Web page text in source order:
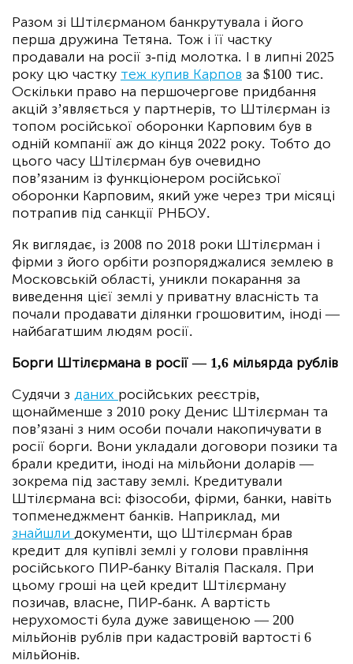
Разом зі Штілєрманом банкрутувала і його
перша дружина Тетяна. Тож і її частку
продавали на росії з-під молотка. І в липні 2025
року цю частку теж купив Карпов за $100 тис.
Оскільки право на першочергове придбання
акцій з’являється у партнерів, то Штілєрман із
топом російської оборонки Карповим був в
одній компанії аж до кінця 2022 року. Тобто до
цього часу Штілєрман був очевидно
пов’язаним із функціонером російської
оборонки Карповим, який уже через три місяці
потрапив під санкції РНБОУ.
Як виглядає, із 2008 по 2018 роки Штілєрман і
фірми з його орбіти розпоряджалися землею в
Московській області, уникли покарання за
виведення цієї землі у приватну власність та
почали продавати ділянки грошовитим, іноді —
найбагатшим людям росії.
Борги Штілєрмана в росії — 1,6 мільярда рублів
Судячи з даних російських реєстрів,
щонайменше з 2010 року Денис Штілєрман та
пов’язані з ним особи почали накопичувати в
росії борги. Вони укладали договори позики та
брали кредити, іноді на мільйони доларів —
зокрема під заставу землі. Кредитували
Штілєрмана всі: фізособи, фірми, банки, навіть
топменеджмент банків. Наприклад, ми
знайшли документи, що Штілєрман брав
кредит для купівлі землі у голови правління
російського ПИР-банку Віталія Паскаля. При
цьому гроші на цей кредит Штілєрману
позичав, власне, ПИР-банк. А вартість
нерухомості була дуже завищеною — 200
мільйонів рублів при кадастровій вартості 6
мільйонів.